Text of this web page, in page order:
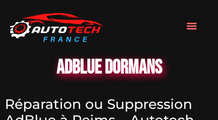
AdBlue Dormans
Réparation ou Suppression